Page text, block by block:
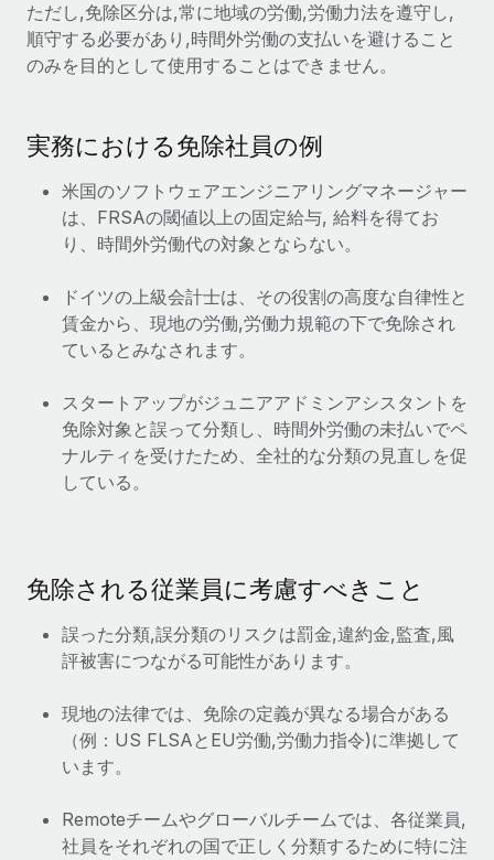
Remoteの製品アップデート：GustoとXeroの統合お
よびContractor Management Plus（契約社員管理
プラス）
業務に最適な人材を採用し、管理し、給与を支給できるようにす
ることです。この数週間で、新しい統合、機能、改良点をリリー
スしました。...
詳細を見る
給与詐欺：種類、事例、ビジネスを守る方法
給与, 賃金は詐欺の特に魅力的な標的です。多額の資金がシステ
を保護することは極めて重要です。...
詳細を見る
ただし,免除区分は,常に地域の労働,労働力法を遵守し,
順守する必要があり,時間外労働の支払いを避けること
のみを目的として使用することはできません。
実務における免除社員の例
米国のソフトウェアエンジニアリングマネージャー
は、FRSAの閾値以上の固定給与, 給料を得てお
り、時間外労働代の対象とならない。
ドイツの上級会計士は、その役割の高度な自律性と
賃金から、現地の労働,労働力規範の下で免除され
ているとみなされます。
スタートアップがジュニアアドミンアシスタントを
免除対象と誤って分類し、時間外労働の未払いでペ
ナルティを受けたため、全社的な分類の見直しを促
している。
免除される従業員に考慮すべきこと
誤った分類,誤分類のリスクは罰金,違約金,監査,風
評被害につながる可能性があります。
現地の法律では、免除の定義が異なる場合がある
（例：US FLSAとEU労働,労働力指令)に準拠して
います。
Remoteチームやグローバルチームでは、各従業員,
社員をそれぞれの国で正しく分類するために特に注